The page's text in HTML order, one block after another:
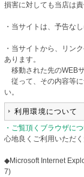
損害に対しても当店は責
・当サイトは、予告な
・当サイトから、リン
あります。
移動された先のWEB
従って、その内容等に
い。
利用環境について
・ご覧頂くブラウザに
心地良くご利用いただ
◆Microsoft Internet
7)